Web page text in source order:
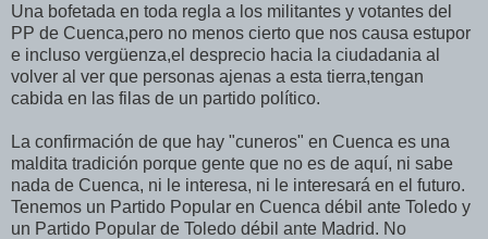
Una bofetada en toda regla a los militantes y votantes del
PP de Cuenca,pero no menos cierto que nos causa estupor
e incluso vergüenza,el desprecio hacia la ciudadania al
volver al ver que personas ajenas a esta tierra,tengan
cabida en las filas de un partido político.
La confirmación de que hay "cuneros" en Cuenca es una
maldita tradición porque gente que no es de aquí, ni sabe
nada de Cuenca, ni le interesa, ni le interesará en el futuro.
Tenemos un Partido Popular en Cuenca débil ante Toledo y
un Partido Popular de Toledo débil ante Madrid. No